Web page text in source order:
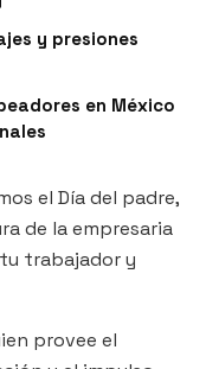
y presiones
en México
el Día del padre,
de la empresaria
trabajador y
provee el